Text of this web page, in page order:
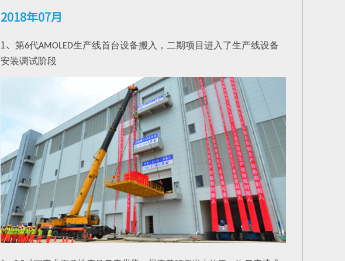
2018年07月
1、 第6代AMOLED生产线首台设备搬入，二期项目进入了生产线设备
安装调试阶段